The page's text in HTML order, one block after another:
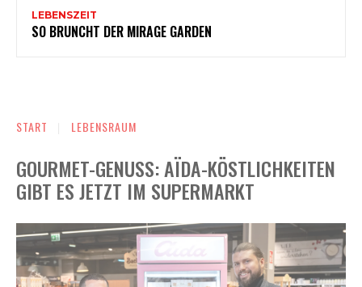
LEBENSZEIT
SO BRUNCHT DER MIRAGE GARDEN